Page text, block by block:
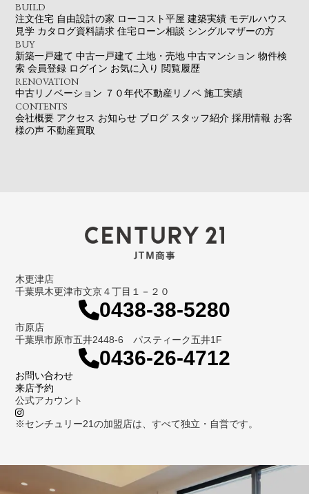
BUILD
注文住宅 自由設計の家 ローコスト平屋 建築実績 モデルハウス
見学 カタログ資料請求 住宅ローン相談 シングルマザーの方
BUY
新築一戸建て 中古一戸建て 土地・売地 中古マンション 物件検
索 会員登録 ログイン お気に入り 閲覧履歴
RENOVATION
中古リノベーション ７０年代不動産リノベ 施工実績
CONTENTS
会社概要 アクセス お知らせ ブログ スタッフ紹介 採用情報 お客
様の声 不動産買取
木更津店
千葉県木更津市文京４丁目１－２０
0438-38-5280
市原店
千葉県市原市五井2448-6 パスティーク五井1F
0436-26-4712
お問い合わせ
来店予約
公式アカウント
※センチュリー21の加盟店は、すべて独立・自営です。